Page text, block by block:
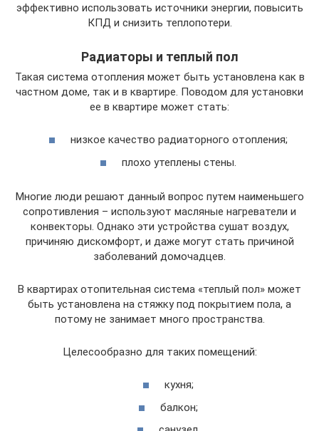
эффективно использовать источники энергии, повысить
КПД и снизить теплопотери.
Радиаторы и теплый пол
Такая система отопления может быть установлена как в
частном доме, так и в квартире. Поводом для установки
ее в квартире может стать:
низкое качество радиаторного отопления;
плохо утеплены стены.
Многие люди решают данный вопрос путем наименьшего
сопротивления – используют масляные нагреватели и
конвекторы. Однако эти устройства сушат воздух,
причиняю дискомфорт, и даже могут стать причиной
заболеваний домочадцев.
В квартирах отопительная система «теплый пол» может
быть установлена на стяжку под покрытием пола, а
потому не занимает много пространства.
Целесообразно для таких помещений:
кухня;
балкон;